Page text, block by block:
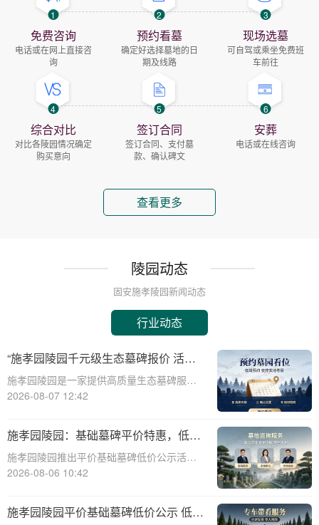
1
免费咨询
电话或在网上直接咨
询
2
预约看墓
确定好选择墓地的日
期及线路
3
现场选墓
可自驾或乘坐免费班
车前往
4
综合对比
对比各陵园情况确定
购买意向
5
签订合同
签订合同、支付墓
款、确认碑文
6
安葬
电话或在线咨询
查看更多
陵园动态
固安施孝陵园新闻动态
行业动态
“施孝园陵园千元级生态墓碑报价 活动
期免费更换碑面石材 优惠福利详解析”
施孝园陵园是一家提供高质量生态墓碑服务
的知名陵园，其推出的千元级生态墓碑报价
活动的优惠福利，帮助消费者更好地了解和
选择。施孝园陵园的生态墓碑采用环保材
料，符合现代
2026-08-07 12:42
施孝园陵园：基础墓碑平价特惠，低预
算家庭专属优惠详解
施孝园陵园推出平价基础墓碑低价公示活
动，为低预算家庭提供专属优惠，帮助您在
济实惠且美观的墓碑。☎ 施孝园陵园电
话:400-838-5063平价基础墓碑的特点：
2026-08-06 10:42
施孝园陵园平价基础墓碑低价公示 低预